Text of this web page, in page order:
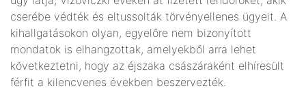
cserébe védték és eltussolták törvényellenes ügyeit. A
kihallgatásokon olyan, egyelőre nem bizonyított
mondatok is elhangzottak, amelyekből arra lehet
következtetni, hogy az éjszaka császáraként elhíresült
férfit a kilencvenes években beszervezték.